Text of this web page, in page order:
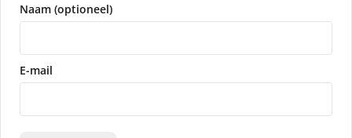
Naam (optioneel)
E-mail